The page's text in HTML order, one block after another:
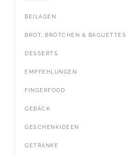
BEILAGEN
BROT, BRÖTCHEN & BAGUETTES
DESSERTS
EMPFEHLUNGEN
FINGERFOOD
GEBÄCK
GESCHENKIDEEN
GETRÄNKE